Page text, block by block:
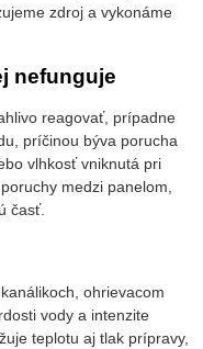
zdroj a vykonáme
nefunguje
reagovať, prípadne
príčinou býva porucha
vlhkosť vniknutá pri
medzi panelom,
časť.
ohrievacom
vody a intenzite
teplotu aj tlak prípravy,